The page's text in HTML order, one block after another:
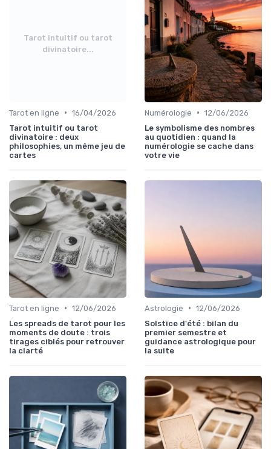
Tarot intuitif ou tarot
divinatoire...
Tarot en ligne • 16/04/2026
Tarot intuitif ou tarot
divinatoire : deux
philosophies, un même jeu de
cartes
Numérologie • 12/06/2026
Le symbolisme des nombres
au quotidien : quand la
numérologie se cache dans
votre vie
Tarot en ligne • 12/06/2026
Les spreads de tarot pour les
moments de doute : trois
tirages ciblés pour retrouver
la clarté
Astrologie • 12/06/2026
Solstice d'été : bilan du
premier semestre et
guidance astrologique pour
la suite